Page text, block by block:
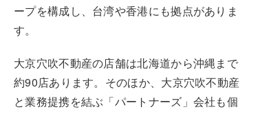
ープを構成し、台湾や香港にも拠点がありま
す。
大京穴吹不動産の店舗は北海道から沖縄まで
約90店あります。そのほか、大京穴吹不動産
と業務提携を結ぶ「パートナーズ」会社も個